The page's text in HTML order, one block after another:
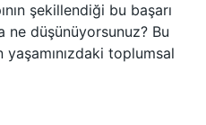
şekillendiği bu başarı
ne düşünüyorsunuz? Bu
toplumsal